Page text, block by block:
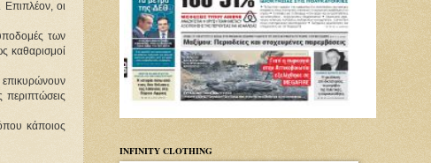
Επιπλέον, οι
των
καθαρισμοί
επικυρώνουν
κάποιος
INFINITY CLOTHING